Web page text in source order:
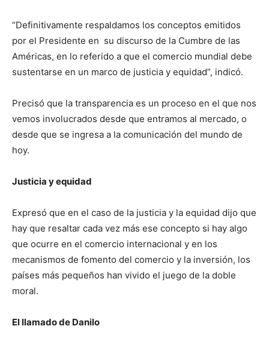
“Definitivamente respaldamos los conceptos emitidos
por el Presidente en su discurso de la Cumbre de las
Américas, en lo referido a que el comercio mundial debe
sustentarse en un marco de justicia y equidad”, indicó.
Precisó que la transparencia es un proceso en el que nos
vemos involucrados desde que entramos al mercado, o
desde que se ingresa a la comunicación del mundo de
hoy.
Justicia y equidad
Expresó que en el caso de la justicia y la equidad dijo que
hay que resaltar cada vez más ese concepto si hay algo
que ocurre en el comercio internacional y en los
mecanismos de fomento del comercio y la inversión, los
países más pequeños han vivido el juego de la doble
moral.
El llamado de Danilo